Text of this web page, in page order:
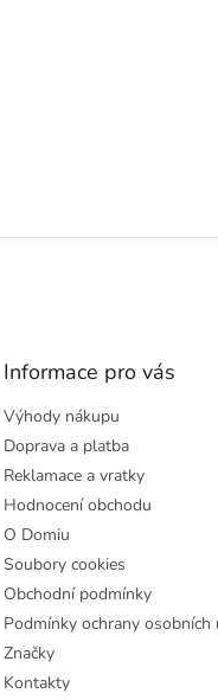
Informace pro vás
Výhody nákupu
Doprava a platba
Reklamace a vratky
Hodnocení obchodu
O Domiu
Soubory cookies
Obchodní podmínky
Podmínky ochrany osobních
Značky
Kontakty